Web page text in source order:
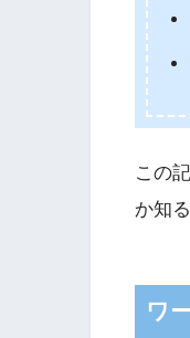
この
か知
ワ